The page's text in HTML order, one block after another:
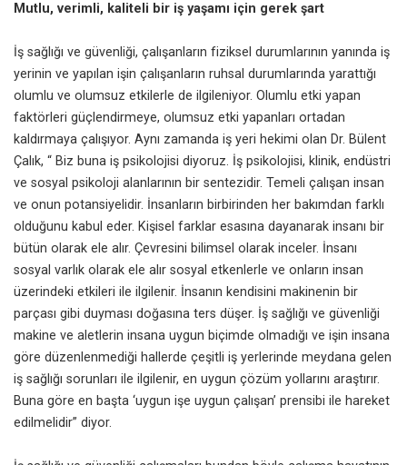
Mutlu, verimli, kaliteli bir iş yaşamı için gerek şart
İş sağlığı ve güvenliği, çalışanların fiziksel durumlarının yanında iş
yerinin ve yapılan işin çalışanların ruhsal durumlarında yarattığı
olumlu ve olumsuz etkilerle de ilgileniyor. Olumlu etki yapan
faktörleri güçlendirmeye, olumsuz etki yapanları ortadan
kaldırmaya çalışıyor. Aynı zamanda iş yeri hekimi olan Dr. Bülent
Çalık, “ Biz buna iş psikolojisi diyoruz. İş psikolojisi, klinik, endüstri
ve sosyal psikoloji alanlarının bir sentezidir. Temeli çalışan insan
ve onun potansiyelidir. İnsanların birbirinden her bakımdan farklı
olduğunu kabul eder. Kişisel farklar esasına dayanarak insanı bir
bütün olarak ele alır. Çevresini bilimsel olarak inceler. İnsanı
sosyal varlık olarak ele alır sosyal etkenlerle ve onların insan
üzerindeki etkileri ile ilgilenir. İnsanın kendisini makinenin bir
parçası gibi duyması doğasına ters düşer. İş sağlığı ve güvenliği
makine ve aletlerin insana uygun biçimde olmadığı ve işin insana
göre düzenlenmediği hallerde çeşitli iş yerlerinde meydana gelen
iş sağlığı sorunları ile ilgilenir, en uygun çözüm yollarını araştırır.
Buna göre en başta ‘uygun işe uygun çalışan’ prensibi ile hareket
edilmelidir” diyor.